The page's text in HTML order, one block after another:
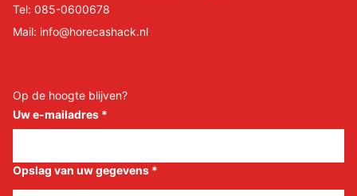
Tel: 085-0600678
Mail: info@horecashack.nl
Op de hoogte blijven?
Uw e-mailadres *
Opslag van uw gegevens *